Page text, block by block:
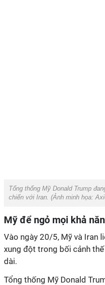
Tổng thống Mỹ Donald Trump
chiến với Iran. (Ảnh minh họa:
Mỹ để ngỏ mọi khả
Vào ngày 20/5, Mỹ và Iran
xung đột trong bối cảnh
dài.
Tổng thống Mỹ Donald